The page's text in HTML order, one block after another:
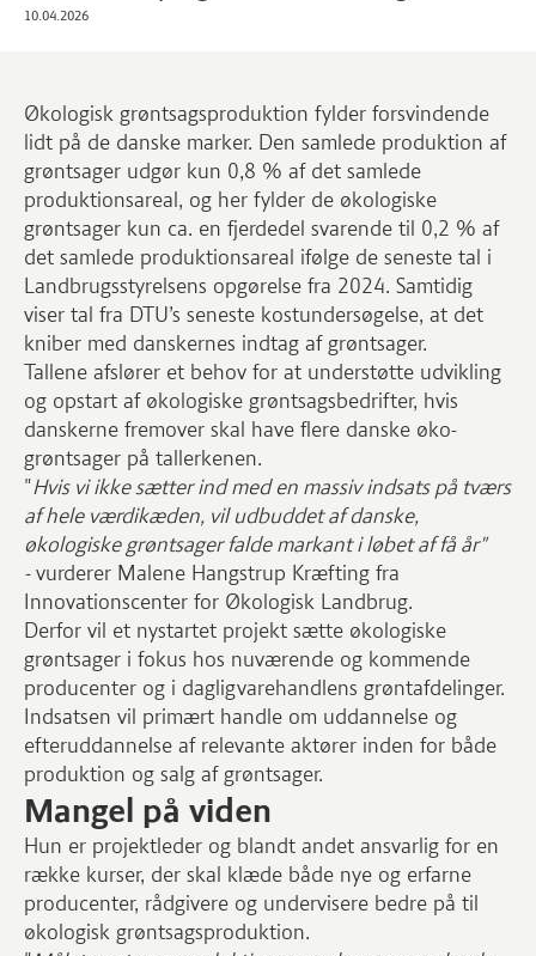
10.04.2026
Økologisk grøntsagsproduktion fylder forsvindende
lidt på de danske marker. Den samlede produktion af
grøntsager udgør kun 0,8 % af det samlede
produktionsareal, og her fylder de økologiske
grøntsager kun ca. en fjerdedel svarende til 0,2 % af
det samlede produktionsareal ifølge de seneste tal i
Landbrugsstyrelsens opgørelse fra 2024. Samtidig
viser tal fra DTU’s seneste kostundersøgelse, at det
kniber med danskernes indtag af grøntsager.
Tallene afslører et behov for at understøtte udvikling
og opstart af økologiske grøntsagsbedrifter, hvis
danskerne fremover skal have flere danske øko-
grøntsager på tallerkenen.
"Hvis vi ikke sætter ind med en massiv indsats på tværs
af hele værdikæden, vil udbuddet af danske,
økologiske grøntsager falde markant i løbet af få år"
-vurderer Malene Hangstrup Kræfting fra
Innovationscenter for Økologisk Landbrug.
Derfor vil et nystartet projekt sætte økologiske
grøntsager i fokus hos nuværende og kommende
producenter og i dagligvarehandlens grøntafdelinger.
Indsatsen vil primært handle om uddannelse og
efteruddannelse af relevante aktører inden for både
produktion og salg af grøntsager.
Mangel på viden
Hun er projektleder og blandt andet ansvarlig for en
række kurser, der skal klæde både nye og erfarne
producenter, rådgivere og undervisere bedre på til
økologisk grøntsagsproduktion.